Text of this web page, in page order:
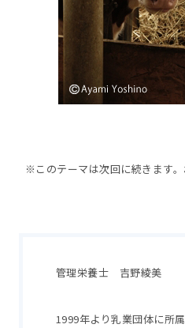
※このテーマは次回に続きます。
管理栄養士 吉野綾美
1999年より乳業団体に所